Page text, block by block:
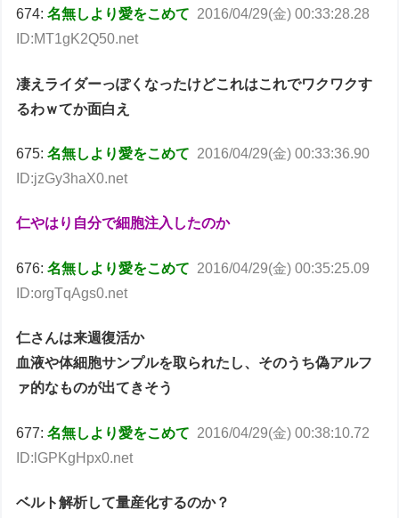
674:名無しより愛をこめて 2016/04/29(金) 00:33:28.28
ID:MT1gK2Q50.net
凄えライダーっぽくなったけどこれはこれでワクワクす
るわｗてか面白え
675:名無しより愛をこめて 2016/04/29(金) 00:33:36.90
ID:jzGy3haX0.net
仁やはり自分で細胞注入したのか
676:名無しより愛をこめて 2016/04/29(金) 00:35:25.09
ID:orgTqAgs0.net
仁さんは来週復活か
血液や体細胞サンプルを取られたし、そのうち偽アルフ
ァ的なものが出てきそう
677:名無しより愛をこめて 2016/04/29(金) 00:38:10.72
ID:lGPKgHpx0.net
ベルト解析して量産化するのか？